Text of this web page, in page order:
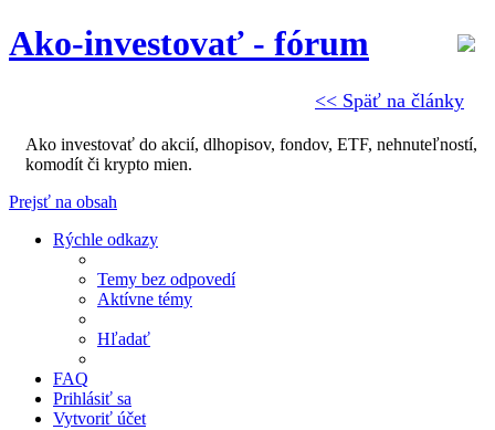
<< Späť na články
Ako-investovať - fórum
Ako investovať do akcií, dlhopisov, fondov, ETF, nehnuteľností,
komodít či krypto mien.
Prejsť na obsah
Rýchle odkazy
Temy bez odpovedí
Aktívne témy
Hľadať
FAQ
Prihlásiť sa
Vytvoriť účet